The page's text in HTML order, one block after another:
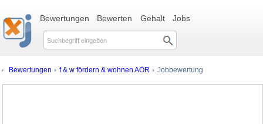
Bewertungen Bewerten Gehalt Jobs
Bewertungen f & w fördern & wohnen AÖR Jobbewertung